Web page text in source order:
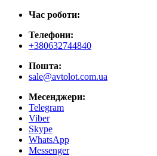
Час роботи:
Телефони:
+380632744840
Пошта:
sale@avtolot.com.ua
Месенджери:
Telegram
Viber
Skype
WhatsApp
Messenger